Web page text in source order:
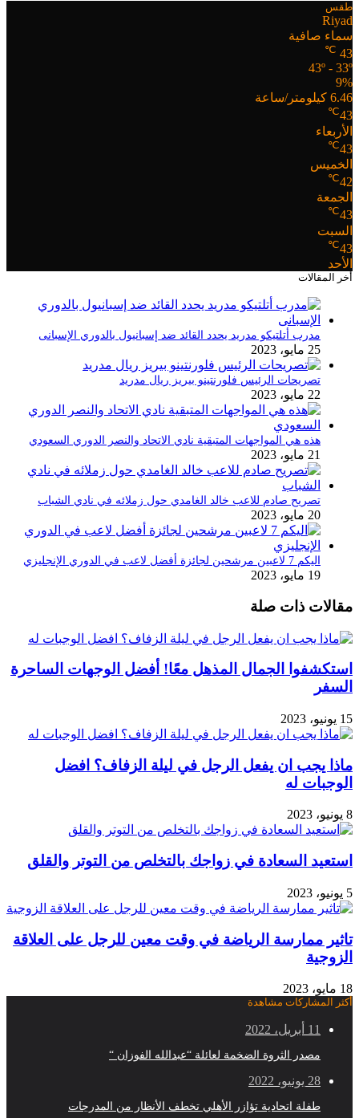
طقس
Riyad
سماء صافية
43
℃
43º - 33º
9%
6.46 كيلومتر/ساعة
43
℃
الأربعاء
43
℃
الخميس
42
℃
الجمعة
43
℃
السبت
43
℃
الأحد
أخر المقالات
مدرب أتلتيكو مدريد يحدد القائد ضد إسبانيول بالدوري الإسبانى
25 مايو، 2023
تصريحات الرئيس فلورنتينو بيريز ريال مدريد
22 مايو، 2023
هذه هي المواجهات المتبقية نادي الاتحاد والنصر الدوري السعودي
21 مايو، 2023
تصريح صادم للاعب خالد الغامدي حول زملائه في نادي الشباب
20 مايو، 2023
اليكم 7 لاعبين مرشحين لجائزة أفضل لاعب في الدوري الإنجليزي
19 مايو، 2023
مقالات ذات صلة
استكشفوا الجمال المذهل معًا! أفضل الوجهات الساحرة
السفر
15 يونيو، 2023
ماذا يجب ان يفعل الرجل في ليلة الزفاف؟ افضل
الوجبات له
8 يونيو، 2023
استعيد السعادة في زواجك بالتخلص من التوتر والقلق
5 يونيو، 2023
تاثير ممارسة الرياضة في وقت معين للرجل على العلاقة
الزوجية
18 مايو، 2023
أكثر المشاركات مشاهدة
11 أبريل، 2022
مصدر الثروة الضخمة لعائلة “عبدالله الفوزان “
28 يونيو، 2022
طفلة اتحادية تؤازر الأهلي تخطف الأنظار من المدرجات